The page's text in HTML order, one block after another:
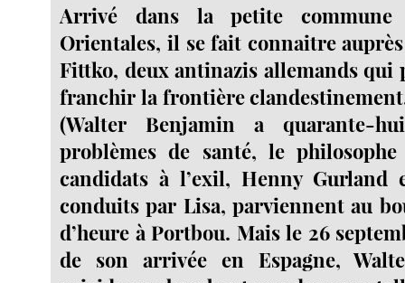
Arrivé dans la petite commune
Orientales, il se fait connaitre
Fittko, deux antinazis allemands qui
franchir la frontière
(Walter Benjamin a quarante-
problèmes de santé, le
candidats à l’exil, Henny Gurland
conduits par Lisa, parviennent au
d’heure à Portbou. Mais le 26
de son arrivée en Espagne,